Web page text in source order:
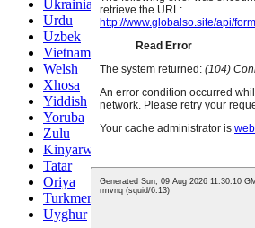
Ukrainian
Urdu
Uzbek
Vietnamese
Welsh
Xhosa
Yiddish
Yoruba
Zulu
Kinyarwanda
Tatar
Oriya
Turkmen
Uyghur